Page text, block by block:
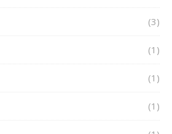
(3)
(1)
(1)
(1)